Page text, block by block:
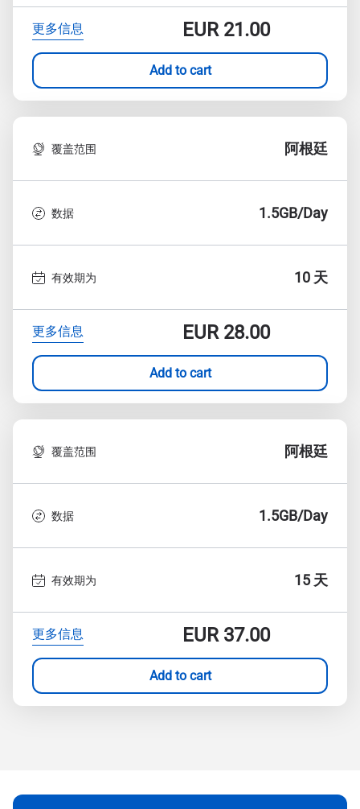
更多信息 EUR21.00
Add to cart
覆盖范围 阿根廷
数据 1.5GB/Day
有效期为 10 天
更多信息 EUR28.00
Add to cart
覆盖范围 阿根廷
数据 1.5GB/Day
有效期为 15 天
更多信息 EUR37.00
Add to cart